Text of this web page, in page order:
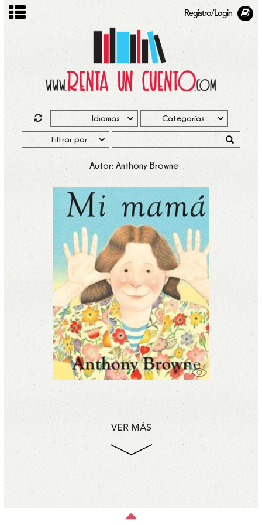
Registro/Login
Autor: Anthony Browne
VER MÁS